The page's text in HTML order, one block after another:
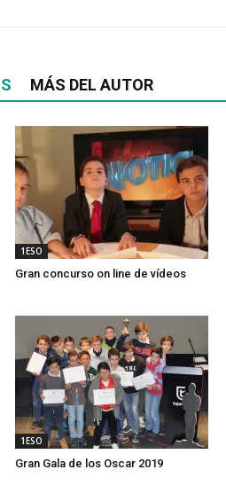
MÁS DEL AUTOR
1ESO
Gran concurso on line de vídeos
1ESO
Gran Gala de los Oscar 2019